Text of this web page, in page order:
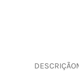
DESCRIÇÃO